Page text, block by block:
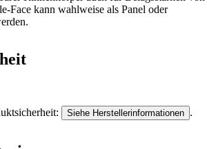
Face kann wahlweise als Panel oder
Siehe Herstellerinformationen .